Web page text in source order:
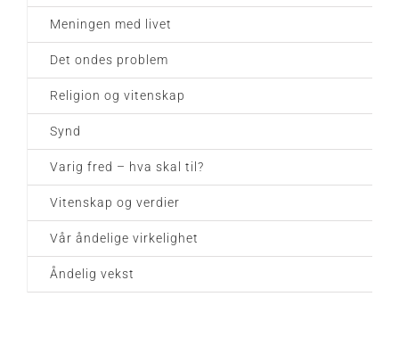
Meningen med livet
Det ondes problem
Religion og vitenskap
Synd
Varig fred – hva skal til?
Vitenskap og verdier
Vår åndelige virkelighet
Åndelig vekst